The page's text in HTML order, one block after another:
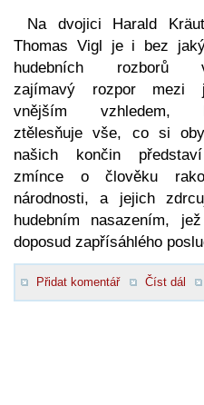
Na dvojici Harald
Thomas Vigl je i bez
hudebních rozborů
zajímavý rozpor mezi
vnějším vzhledem,
ztělesňuje vše, co si
našich končin
zmínce o člověku
národnosti, a jejich
hudebním nasazením,
doposud zapřísáhlého
Přidat komentář Číst dál